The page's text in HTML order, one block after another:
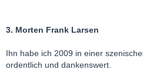
3. Morten Frank Larsen
Ihn habe ich 2009 in einer
ordentlich und dankenswert.